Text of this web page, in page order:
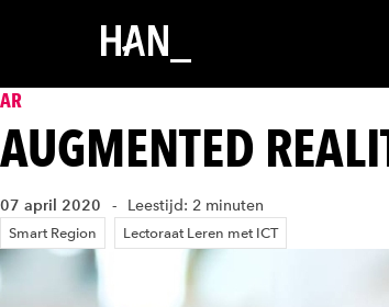
AR
AUGMENTED
07 april 2020 Leestijd: 2 minuten
Smart Region Lectoraat Leren met ICT